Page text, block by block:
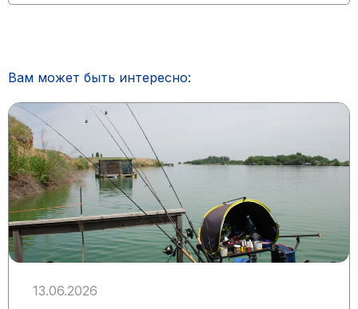
Вам может быть интересно:
13.06.2026